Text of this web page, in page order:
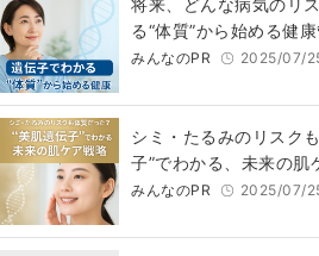
る“体質”から始める健
みんなのPR 2025/07/
シミ・たるみのリスク
子”でわかる、未来の肌
みんなのPR 2025/07/